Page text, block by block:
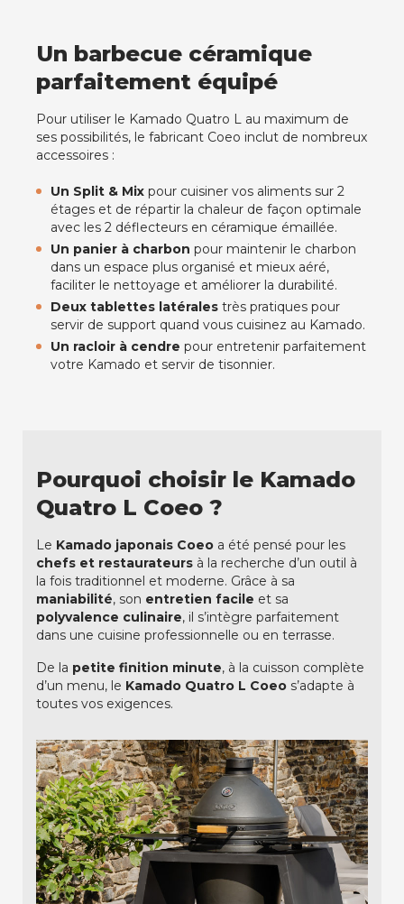
Un barbecue céramique
parfaitement équipé
Pour utiliser le Kamado Quatro L au maximum de
ses possibilités, le fabricant Coeo inclut de nombreux
accessoires :
Un Split & Mix pour cuisiner vos aliments sur 2
étages et de répartir la chaleur de façon optimale
avec les 2 déflecteurs en céramique émaillée.
Un panier à charbon pour maintenir le charbon
dans un espace plus organisé et mieux aéré,
faciliter le nettoyage et améliorer la durabilité.
Deux tablettes latérales très pratiques pour
servir de support quand vous cuisinez au Kamado.
Un racloir à cendre pour entretenir parfaitement
votre Kamado et servir de tisonnier.
Pourquoi choisir le Kamado
Quatro L Coeo ?
Le Kamado japonais Coeo a été pensé pour les
chefs et restaurateurs à la recherche d’un outil à
la fois traditionnel et moderne. Grâce à sa
maniabilité, son entretien facile et sa
polyvalence culinaire, il s’intègre parfaitement
dans une cuisine professionnelle ou en terrasse.
De la petite finition minute, à la cuisson complète
d’un menu, le Kamado Quatro L Coeo s’adapte à
toutes vos exigences.